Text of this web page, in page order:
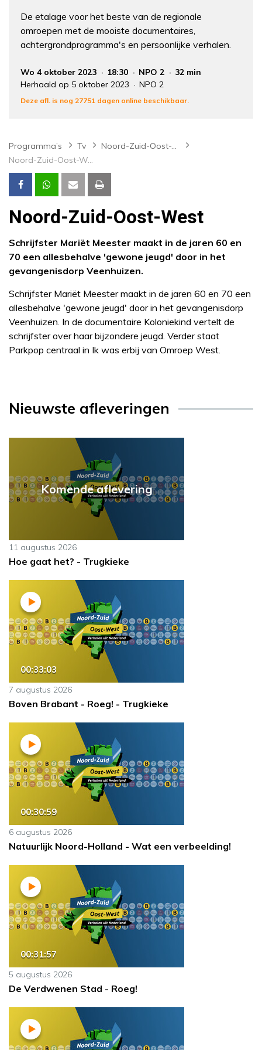
De etalage voor het beste van de regionale
omroepen met de mooiste documentaires,
achtergrondprogramma's en persoonlijke verhalen.
Wo 4 oktober 2023 18:30 NPO 2
32 min
Herhaald op 5 oktober 2023
NPO 2
Deze afl. is nog 27751 dagen online beschikbaar.
Programma’s Tv
Noord-Zuid-Oost-West
Noord-Zuid-Oost-West
Noord-Zuid-Oost-West
Schrijfster Mariët Meester maakt in de jaren 60 en
70 een allesbehalve 'gewone jeugd' door in het
gevangenisdorp Veenhuizen.
Schrijfster Mariët Meester maakt in de jaren 60 en 70 een
allesbehalve 'gewone jeugd' door in het gevangenisdorp
Veenhuizen. In de documentaire Koloniekind vertelt de
schrijfster over haar bijzondere jeugd. Verder staat
Parkpop centraal in Ik was erbij van Omroep West.
Nieuwste afleveringen
Komende aflevering
11 augustus 2026
Hoe gaat het? - Trugkieke
00:33:03
7 augustus 2026
Boven Brabant - Roeg! - Trugkieke
00:30:59
6 augustus 2026
Natuurlijk Noord-Holland - Wat een verbeelding!
00:31:57
5 augustus 2026
De Verdwenen Stad - Roeg!